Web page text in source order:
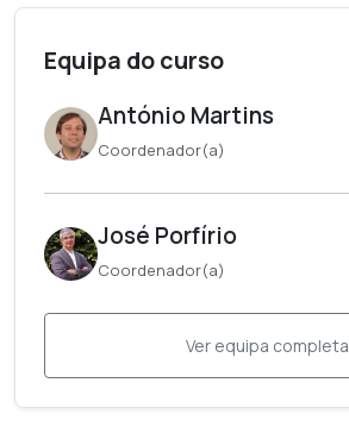
Equipa do curso
António Martins
Coordenador(a)
José Porfírio
Coordenador(a)
Ver equipa completa